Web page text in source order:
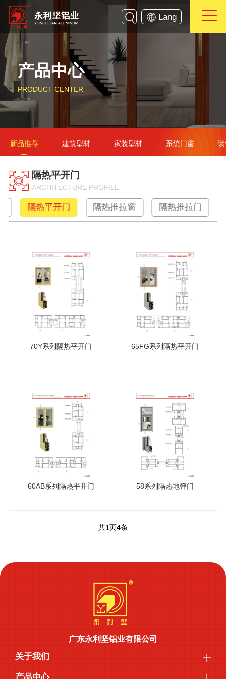
Lang
产品中心
PRODUCT CENTER
新品推荐 建筑型材 家装型材 系统门窗
隔热平开门
ARCHITECTURE PROFILE
隔热平开门 隔热推拉窗 隔热推拉门
70Y系列隔热平开门 65FG系列隔热平开门
60AB系列隔热平开门 58系列隔热地弹门
共1页4条
广东永利坚铝业有限公司
关于我们
产品中心